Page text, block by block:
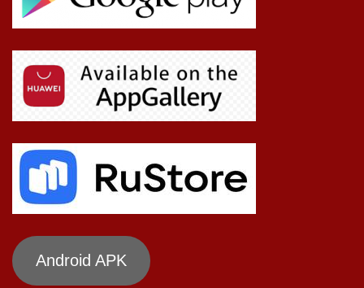
Android APK